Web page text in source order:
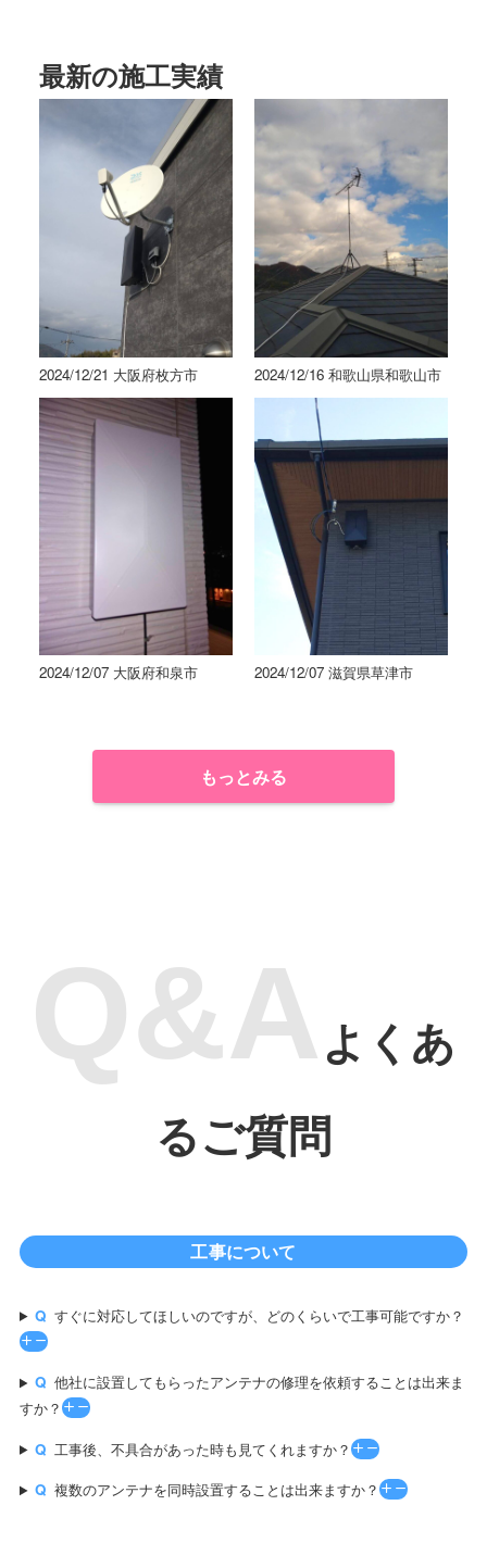
最新の施工実績
2024/12/21 大阪府枚方市 2024/12/16 和歌山県和歌山市
2024/12/07 大阪府和泉市 2024/12/07 滋賀県草津市
もっとみる
よくあ
るご質問
工事について
すぐに対応してほしいのですが、どのくらいで工事可能ですか？
他社に設置してもらったアンテナの修理を依頼することは出来ま
すか？
工事後、不具合があった時も見てくれますか？
複数のアンテナを同時設置することは出来ますか？